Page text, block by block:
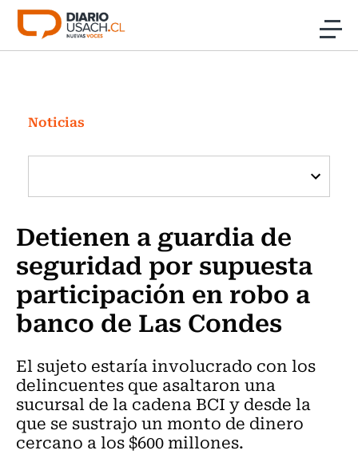
Click acá para ir directamente al contenido
Investigación
Cultura
Programas Radio y TV Usach
Noticias
Detienen a guardia de
seguridad por supuesta
participación en robo a
banco de Las Condes
El sujeto estaría involucrado con los
delincuentes que asaltaron una
sucursal de la cadena BCI y desde la
que se sustrajo un monto de dinero
cercano a los $600 millones.